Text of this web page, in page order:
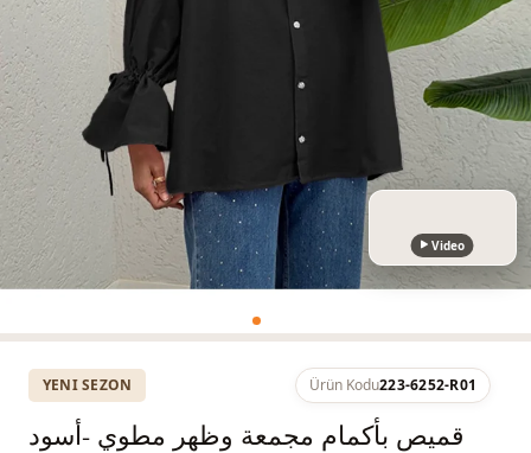
Video
YENI SEZON Ürün Kodu223-6252-R01
قميص بأكمام مجمعة وظهر مطوي -أسود